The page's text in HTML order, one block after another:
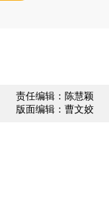
责任编辑：陈慧颖
版面编辑：曹文姣